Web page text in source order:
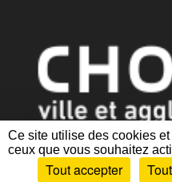
Ce site utilise des cookies
ceux que vous souhaitez
Tout accepter
Mentions légales|Politique de
des cookies |Plan du site